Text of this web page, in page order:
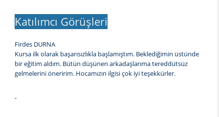
Katılımcı Görüşleri
Firdes DURNA
Kursa ilk olarak başarısızlıkla başlamıştım. Beklediğimin üstünde
bir eğitim aldım. Bütün düşünen arkadaşlarıma tereddütsüz
gelmelerini öneririm. Hocamızın ilgisi çok iyi teşekkürler.
-